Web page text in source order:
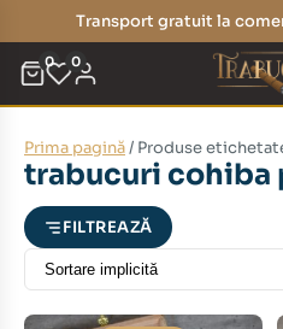
Transport gratuit la
0 0
Prima pagină/ Produse
trabucuri cohiba
FILTREAZĂ